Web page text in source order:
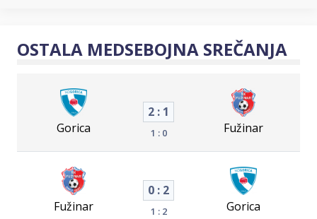
OSTALA MEDSEBOJNA SREČANJA
Gorica
2 : 1
1 : 0 Fužinar
Fužinar
0 : 2
1 : 2 Gorica